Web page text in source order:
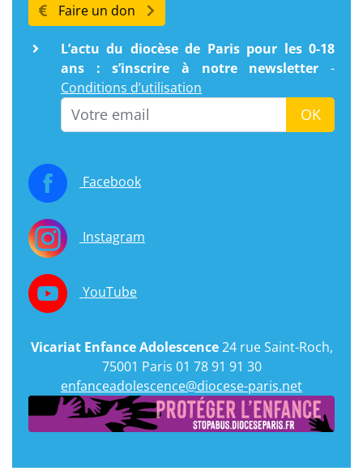
Faire un don
L’actu du diocèse de Paris pour les 0-18
ans : s’inscrire à notre newsletter -
Conditions d’utilisation
Email
OK
Facebook
Instagram
YouTube
Vicariat Enfance Adolescence24 rue Saint-Roch,
75001 Paris 01 78 91 91 30
enfanceadolescence@diocese-paris.net